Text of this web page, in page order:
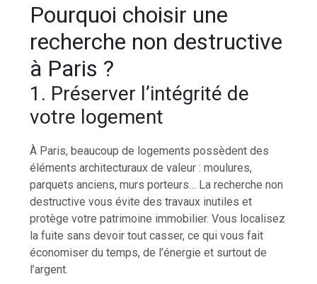
Pourquoi choisir une
recherche non destructive
à Paris ?
1. Préserver l’intégrité de
votre logement
À Paris, beaucoup de logements possèdent des
éléments architecturaux de valeur : moulures,
parquets anciens, murs porteurs… La recherche non
destructive vous évite des travaux inutiles et
protège votre patrimoine immobilier. Vous localisez
la fuite sans devoir tout casser, ce qui vous fait
économiser du temps, de l’énergie et surtout de
l’argent.